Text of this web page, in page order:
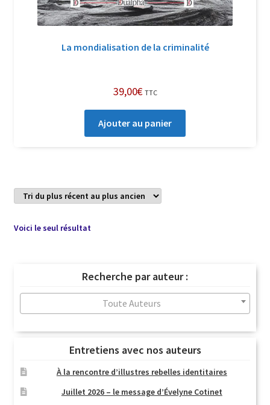
La mondialisation de la criminalité
39,00€ TTC
Ajouter au panier
Voici le seul résultat
Recherche par auteur :
Toute Auteurs
Entretiens avec nos auteurs
À la rencontre d’illustres rebelles identitaires
Juillet 2026 – le message d’Évelyne Cotinet